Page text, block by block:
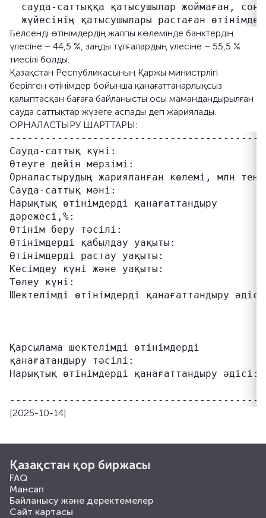
сауда-саттыққа қатысушылар жоймаған,
Белсенді өтінімдердің жалпы көлемінде банктердің
үлесіне – 44,5 %, заңды тұлғалардың үлесіне – 55,5 %
тиесілі болды.
Қазақстан Республикасының Қаржы министрлігі
берілген өтінімдер бойынша қанағаттанарлықсыз
қалыптасқан бағаға байланысты осы мамандандырылған
сауда саттықтар жүзеге аспады деп жариялады.
ОРНАЛАСТЫРУ ШАРТТАРЫ:
Сауда-саттық күні:
Өтеуге дейін мерзімі:
Орналастырудың жарияланған көлемі, млн
Сауда-саттық мәні:
Нарықтық өтінімдерді қанағаттандыру
дәрежесі,%:
Өтінім беру тәсілі:
Өтінімдерді қабылдау уақыты:
Өтінімдерді растау уақыты:
Кесімдеу күні және уақыты:
Төлеу күні:
Шектелімді өтінімдерді қанағаттандыру
Қарсылама шектелімді өтінімдерді
қанағатандыру тәсілі:
Нарықтық өтінімдерді қанағаттандыру
[2025-10-14]
Қазақстан қор биржасы
FAQ
Мансап
Байланысу және деректемелер
Сайт картасы